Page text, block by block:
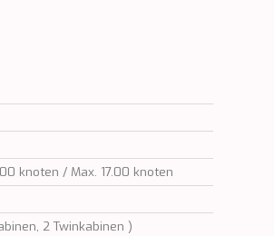
knoten / Max. 17.00 knoten
2 Twinkabinen )